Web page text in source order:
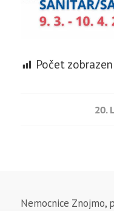
Počet
20.
Nemocnice Znojmo,